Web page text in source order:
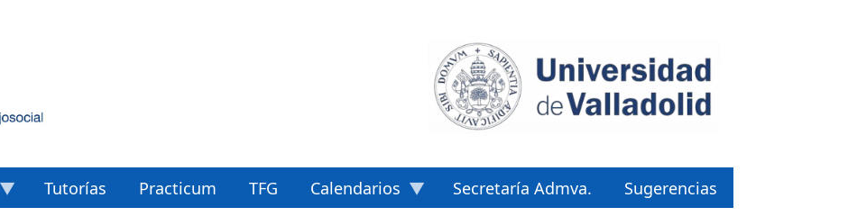
Tutorías Practicum TFG Calendarios Secretaría Admva.
Sugerencias